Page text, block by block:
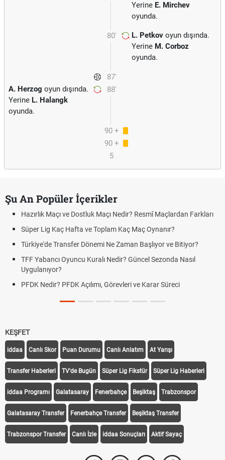
Yerine E. Mirchev
oyunda.
80' L. Petkov oyun dışında.
Yerine M. Corboz
oyunda.
87'
88'
A. Herzog oyun dışında.
Yerine L. Halangk
oyunda.
90 +
2
90 +
5
Şu An Popüler İçerikler
Hazırlık Maçı ve Dostluk Maçı Nedir? Resmî Maçlardan Farkları
Süper Lig Kaç Hafta ve Toplam Kaç Maç Oynanır?
Türkiye'de Transfer Dönemi Ne Zaman Başlıyor ve Bitiyor?
TFF Yabancı Oyuncu Kuralı Nedir? Güncel Sezonda Nasıl
Uygulanıyor?
PFDK Nedir? PFDK Açılımı, Görevleri ve Karar Süreci
KEŞFET
iddaa Canlı Skor Puan Durumu Canlı Anlatım At Yarışı
Transfer Haberleri TV'de Bugün Süper Lig Fikstür Süper Lig Haberleri
iddaa Programı Galatasaray Fenerbahçe Beşiktaş Trabzonspor
Galatasaray Transfer Fenerbahçe Transfer Beşiktaş Transfer
Trabzonspor Transfer Canlı İzle iddaa Sonuçları Aktif Sayaç